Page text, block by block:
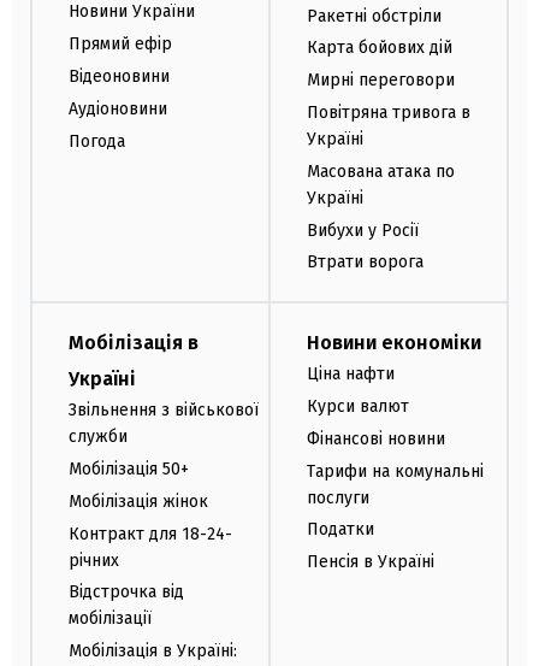
Новини України
Прямий ефір
Відеоновини
Аудіоновини
Погода
Ракетні обстріли
Карта бойових дій
Мирні переговори
Повітряна тривога в
Україні
Масована атака по
Україні
Вибухи у Росії
Втрати ворога
Мобілізація в
Україні
Звільнення з військової
служби
Мобілізація 50+
Мобілізація жінок
Контракт для 18-24-
річних
Відстрочка від
мобілізації
Мобілізація в Україні:
Новини економіки
Ціна нафти
Курси валют
Фінансові новини
Тарифи на комунальні
послуги
Податки
Пенсія в Україні